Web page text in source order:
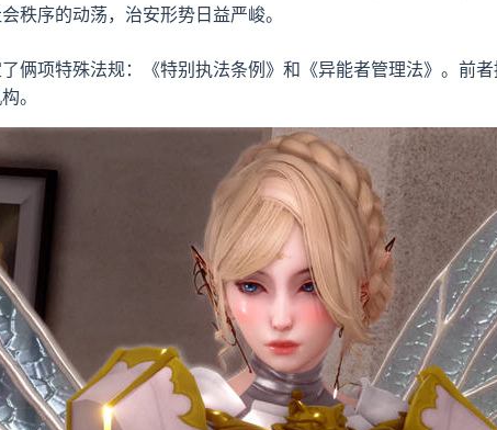
秩序的动荡，治安形势日益严峻。
俩项特殊法规：《特别执法条例》和《异能者管理法》。前
。